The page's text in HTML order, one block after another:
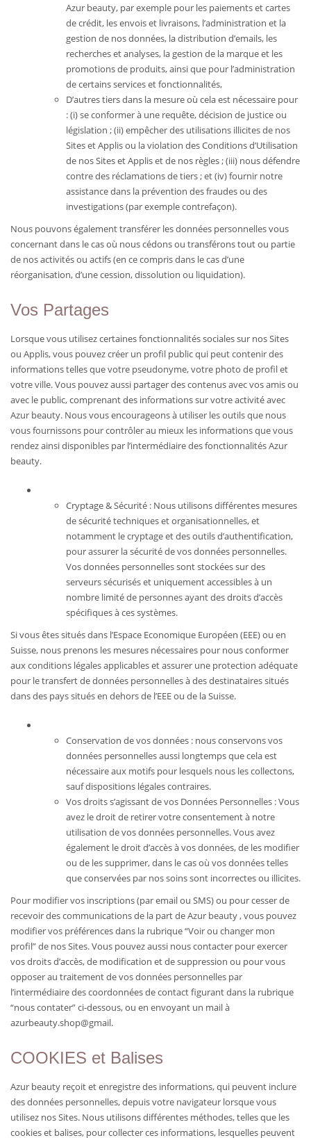
Azur beauty, par exemple pour les paiements et cartes
de crédit, les envois et livraisons, l’administration et la
gestion de nos données, la distribution d’emails, les
recherches et analyses, la gestion de la marque et les
promotions de produits, ainsi que pour l’administration
de certains services et fonctionnalités,
D’autres tiers dans la mesure où cela est nécessaire pour
: (i) se conformer à une requête, décision de justice ou
législation ; (ii) empêcher des utilisations illicites de nos
Sites et Applis ou la violation des Conditions d’Utilisation
de nos Sites et Applis et de nos règles ; (iii) nous défendre
contre des réclamations de tiers ; et (iv) fournir notre
assistance dans la prévention des fraudes ou des
investigations (par exemple contrefaçon).
Nous pouvons également transférer les données personnelles vous
concernant dans le cas où nous cédons ou transférons tout ou partie
de nos activités ou actifs (en ce compris dans le cas d’une
réorganisation, d’une cession, dissolution ou liquidation).
Vos Partages
Lorsque vous utilisez certaines fonctionnalités sociales sur nos Sites
ou Applis, vous pouvez créer un profil public qui peut contenir des
informations telles que votre pseudonyme, votre photo de profil et
votre ville. Vous pouvez aussi partager des contenus avec vos amis ou
avec le public, comprenant des informations sur votre activité avec
Azur beauty. Nous vous encourageons à utiliser les outils que nous
vous fournissons pour contrôler au mieux les informations que vous
rendez ainsi disponibles par l’intermédiaire des fonctionnalités Azur
beauty.
Cryptage & Sécurité : Nous utilisons différentes mesures
de sécurité techniques et organisationnelles, et
notamment le cryptage et des outils d’authentification,
pour assurer la sécurité de vos données personnelles.
Vos données personnelles sont stockées sur des
serveurs sécurisés et uniquement accessibles à un
nombre limité de personnes ayant des droits d’accès
spécifiques à ces systèmes.
Si vous êtes situés dans l’Espace Economique Européen (EEE) ou en
Suisse, nous prenons les mesures nécessaires pour nous conformer
aux conditions légales applicables et assurer une protection adéquate
pour le transfert de données personnelles à des destinataires situés
dans des pays situés en dehors de l’EEE ou de la Suisse.
Conservation de vos données : nous conservons vos
données personnelles aussi longtemps que cela est
nécessaire aux motifs pour lesquels nous les collectons,
sauf dispositions légales contraires.
Vos droits s’agissant de vos Données Personnelles : Vous
avez le droit de retirer votre consentement à notre
utilisation de vos données personnelles. Vous avez
également le droit d’accès à vos données, de les modifier
ou de les supprimer, dans le cas où vos données telles
que conservées par nos soins sont incorrectes ou illicites.
Pour modifier vos inscriptions (par email ou SMS) ou pour cesser de
recevoir des communications de la part de Azur beauty , vous pouvez
modifier vos préférences dans la rubrique “Voir ou changer mon
profil” de nos Sites. Vous pouvez aussi nous contacter pour exercer
vos droits d’accès, de modification et de suppression ou pour vous
opposer au traitement de vos données personnelles par
l’intermédiaire des coordonnées de contact figurant dans la rubrique
“nous contater” ci-dessous, ou en envoyant un mail à
azurbeauty.shop@gmail.
COOKIES et Balises
Azur beauty reçoit et enregistre des informations, qui peuvent inclure
des données personnelles, depuis votre navigateur lorsque vous
utilisez nos Sites. Nous utilisons différentes méthodes, telles que les
cookies et balises, pour collecter ces informations, lesquelles peuvent